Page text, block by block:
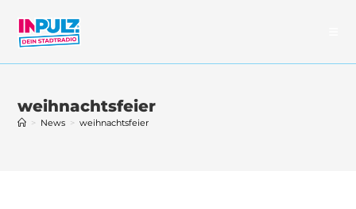
Inhalt
springen
weihnachtsfeier
> News > weihnachtsfeier